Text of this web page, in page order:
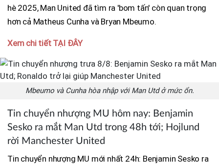
hè 2025, Man United đã tìm ra 'bom tấn' còn quan trọng
hơn cả Matheus Cunha và Bryan Mbeumo.
Xem chi tiết TẠI ĐÂY
Mbeumo và Cunha hòa nhập với Man Utd ở mức ổn.
Tin chuyển nhượng MU hôm nay: Benjamin
Sesko ra mắt Man Utd trong 48h tới; Hojlund
rời Manchester United
Tin chuyển nhượng MU mới nhất 24h: Benjamin Sesko ra